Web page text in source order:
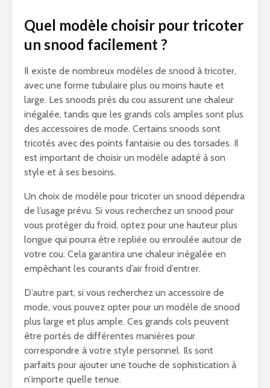
Quel modèle choisir pour tricoter
un snood facilement ?
Il existe de nombreux modèles de snood à tricoter,
avec une forme tubulaire plus ou moins haute et
large. Les snoods près du cou assurent une chaleur
inégalée, tandis que les grands cols amples sont plus
des accessoires de mode. Certains snoods sont
tricotés avec des points fantaisie ou des torsades. Il
est important de choisir un modèle adapté à son
style et à ses besoins.
Un choix de modèle pour tricoter un snood dépendra
de l’usage prévu. Si vous recherchez un snood pour
vous protéger du froid, optez pour une hauteur plus
longue qui pourra être repliée ou enroulée autour de
votre cou. Cela garantira une chaleur inégalée en
empêchant les courants d’air froid d’entrer.
D’autre part, si vous recherchez un accessoire de
mode, vous pouvez opter pour un modèle de snood
plus large et plus ample. Ces grands cols peuvent
être portés de différentes manières pour
correspondre à votre style personnel. Ils sont
parfaits pour ajouter une touche de sophistication à
n’importe quelle tenue.